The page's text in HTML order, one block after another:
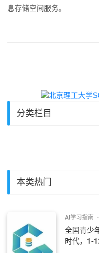
息存储空间服务。
分类栏目
本类热门
AI学习指南 -
全国青少
时代，1-